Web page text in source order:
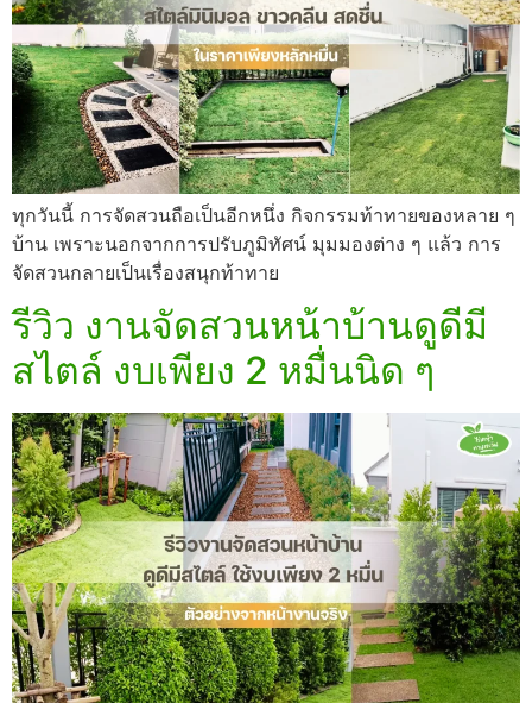
ทุกวันนี้ การจัดสวนถือเป็นอีกหนึ่ง กิจกรรมท้าทายของหลาย ๆ
บ้าน เพราะนอกจากการปรับภูมิทัศน์ มุมมองต่าง ๆ แล้ว การ
จัดสวนกลายเป็นเรื่องสนุกท้าทาย
รีวิว งานจัดสวนหน้าบ้านดูดีมี
สไตล์ งบเพียง 2 หมื่นนิด ๆ